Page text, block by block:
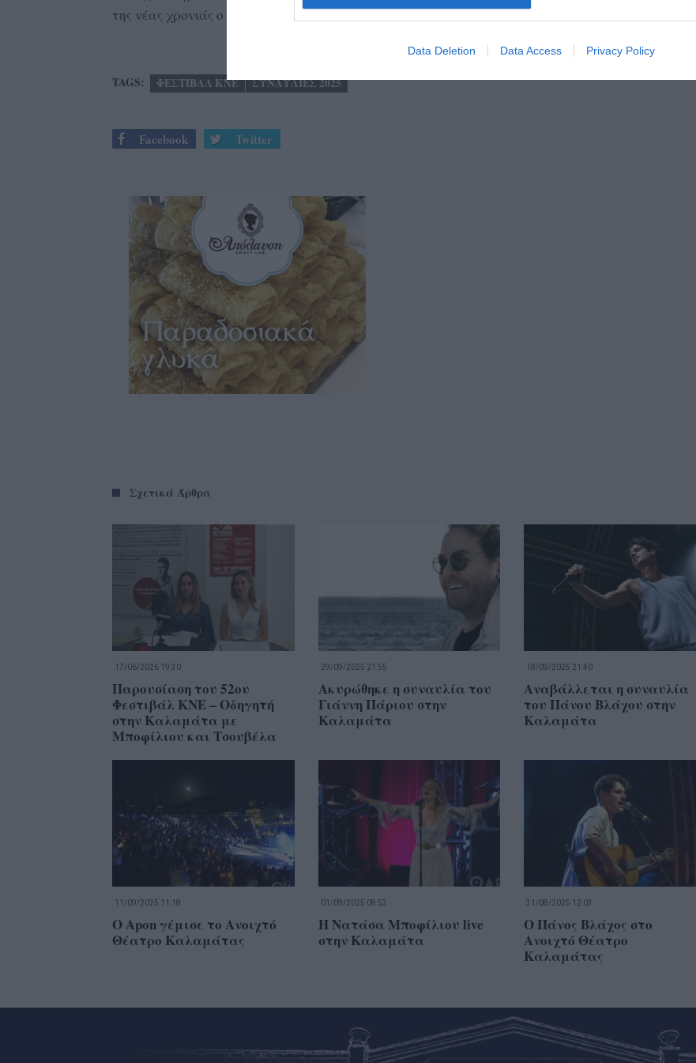
Data Deletion Data Access Privacy Policy
της νέας χρονιάς ο Πολιτιστικός χώρος Δημιουργίας “Μικρόβιο” – Γ. Βουβαλέας».
TAGS: ΦΕΣΤΙΒΑΛ ΚΝΕ ΣΥΝΑΥΛΙΕΣ 2025
Facebook Twitter
Σχετικά Άρθρα
17/06/2026 19:30
Παρουσίαση του 52ου
Φεστιβάλ ΚΝΕ – Οδηγητή
στην Καλαμάτα με
Μποφίλιου και Τσουβέλα
29/09/2025 21:55
Ακυρώθηκε η συναυλία του
Γιάννη Πάριου στην
Καλαμάτα
18/09/2025 21:40
Αναβάλλεται η συναυλία
του Πάνου Βλάχου στην
Καλαμάτα
11/09/2025 11:18
Ο Apon γέμισε το Ανοιχτό
Θέατρο Καλαμάτας
01/09/2025 08:53
H Νατάσα Μποφίλιου live
στην Καλαμάτα
31/08/2025 12:03
Ο Πάνος Βλάχος στο
Ανοιχτό Θέατρο
Καλαμάτας